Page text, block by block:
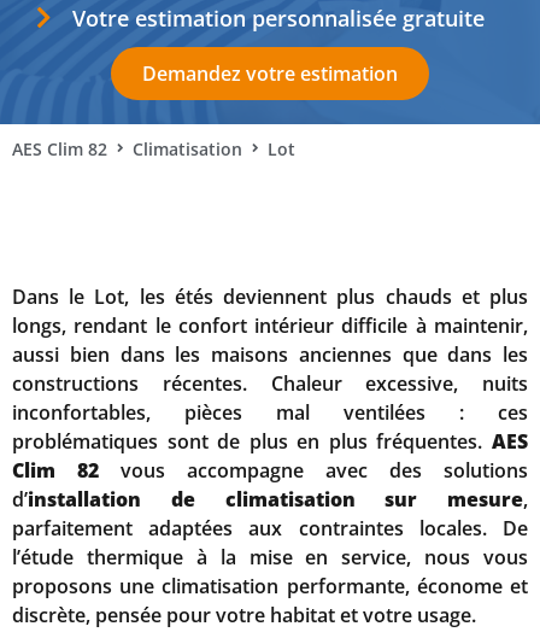
Votre estimation personnalisée gratuite
Demandez votre estimation
AES Clim 82 Climatisation Lot
Dans le Lot, les étés deviennent plus chauds et plus
longs, rendant le confort intérieur difficile à maintenir,
aussi bien dans les maisons anciennes que dans les
constructions récentes. Chaleur excessive, nuits
inconfortables, pièces mal ventilées : ces
problématiques sont de plus en plus fréquentes. AES
Clim 82 vous accompagne avec des solutions
d’installation de climatisation sur mesure,
parfaitement adaptées aux contraintes locales. De
l’étude thermique à la mise en service, nous vous
proposons une climatisation performante, économe et
discrète, pensée pour votre habitat et votre usage.